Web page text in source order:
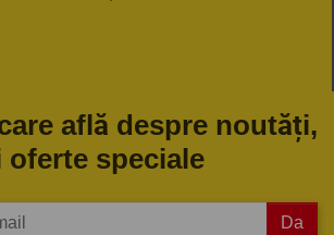
află despre noutăți,
oferte speciale
Da